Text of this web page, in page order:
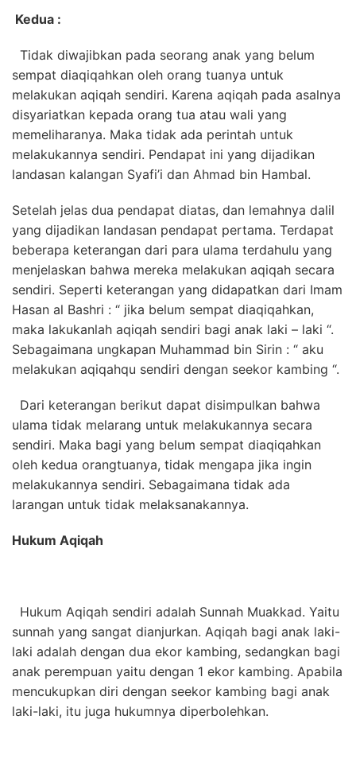
Kedua :
Tidak diwajibkan pada seorang anak yang belum
sempat diaqiqahkan oleh orang tuanya untuk
melakukan aqiqah sendiri. Karena aqiqah pada asalnya
disyariatkan kepada orang tua atau wali yang
memeliharanya. Maka tidak ada perintah untuk
melakukannya sendiri. Pendapat ini yang dijadikan
landasan kalangan Syafi’i dan Ahmad bin Hambal.
Setelah jelas dua pendapat diatas, dan lemahnya dalil
yang dijadikan landasan pendapat pertama. Terdapat
beberapa keterangan dari para ulama terdahulu yang
menjelaskan bahwa mereka melakukan aqiqah secara
sendiri. Seperti keterangan yang didapatkan dari Imam
Hasan al Bashri : “ jika belum sempat diaqiqahkan,
maka lakukanlah aqiqah sendiri bagi anak laki – laki “.
Sebagaimana ungkapan Muhammad bin Sirin : “ aku
melakukan aqiqahqu sendiri dengan seekor kambing “.
Dari keterangan berikut dapat disimpulkan bahwa
ulama tidak melarang untuk melakukannya secara
sendiri. Maka bagi yang belum sempat diaqiqahkan
oleh kedua orangtuanya, tidak mengapa jika ingin
melakukannya sendiri. Sebagaimana tidak ada
larangan untuk tidak melaksanakannya.
Hukum Aqiqah
Hukum Aqiqah sendiri adalah Sunnah Muakkad. Yaitu
sunnah yang sangat dianjurkan. Aqiqah bagi anak laki-
laki adalah dengan dua ekor kambing, sedangkan bagi
anak perempuan yaitu dengan 1 ekor kambing. Apabila
mencukupkan diri dengan seekor kambing bagi anak
laki-laki, itu juga hukumnya diperbolehkan.